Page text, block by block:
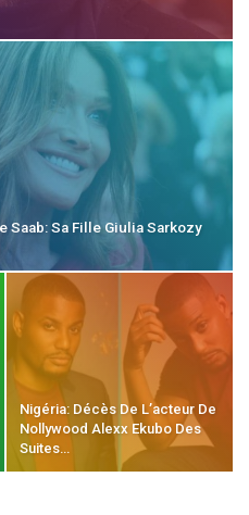
Saab: Sa Fille Giulia Sarkozy
Nigéria: Décès De L’acteur De
Nollywood Alexx Ekubo Des
Suites…